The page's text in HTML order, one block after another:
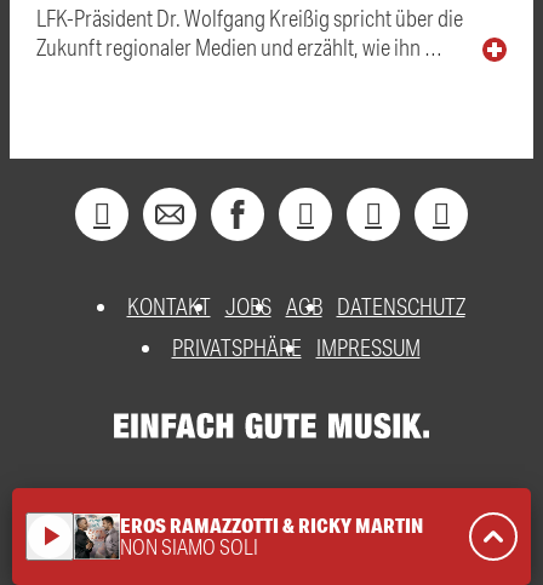
LFK-Präsident Dr. Wolfgang Kreißig spricht über die
Zukunft regionaler Medien und erzählt, wie ihn …
KONTAKT JOBS AGB DATENSCHUTZ
PRIVATSPHÄRE
IMPRESSUM
play_arrow EROS RAMAZZOTTI & RICKY MARTIN
NON SIAMO SOLI